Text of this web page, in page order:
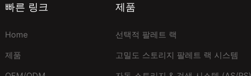
빠른 링크
Home
제품
제품
선택적 팔레트 랙
고밀도 스토리지 팔레트 랙 시스템